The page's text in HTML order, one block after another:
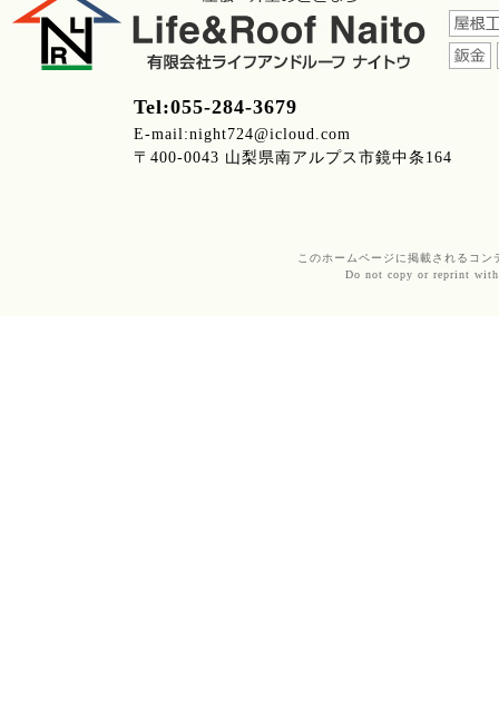
Tel:055-284-3679
E-mail:night724@icloud.com
〒400-0043 山梨県南アルプス市鏡中条164
このホームページに掲載されるコ
Do not copy or reprint